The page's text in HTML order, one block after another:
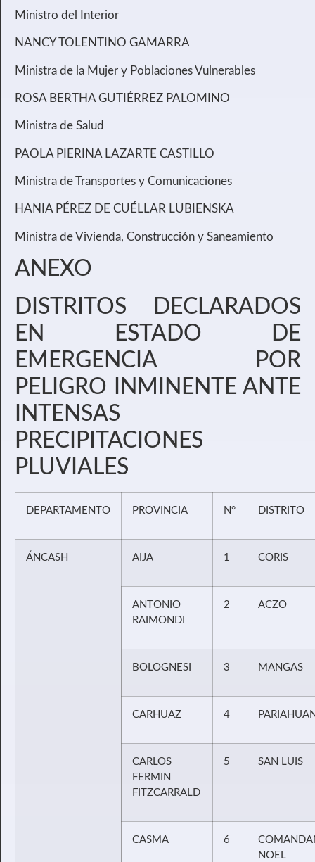
Ministro del Interior
NANCY TOLENTINO GAMARRA
Ministra de la Mujer y Poblaciones Vulnerables
ROSA BERTHA GUTIÉRREZ PALOMINO
Ministra de Salud
PAOLA PIERINA LAZARTE CASTILLO
Ministra de Transportes y Comunicaciones
HANIA PÉREZ DE CUÉLLAR LUBIENSKA
Ministra de Vivienda, Construcción y Saneamiento
ANEXO
DISTRITOS DECLARADOS
EN ESTADO DE
EMERGENCIA POR
PELIGRO INMINENTE ANTE
INTENSAS
PRECIPITACIONES
PLUVIALES
DEPARTAMENTO PROVINCIA N° DISTRITO
ÁNCASH AIJA 1 CORIS
ANTONIO
RAIMONDI
2 ACZO
BOLOGNESI 3 MANGAS
CARHUAZ 4
CARLOS
FERMIN
FITZCARRALD
5 SAN LUIS
CASMA 6
NOEL